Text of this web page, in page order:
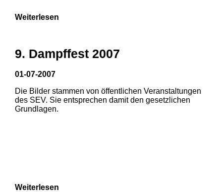
1 2
Weiterlesen
9. Dampffest 2007
01-07-2007
Die Bilder stammen von öffentlichen Veranstaltungen
des SEV. Sie entsprechen damit den gesetzlichen
Grundlagen.
Weiterlesen